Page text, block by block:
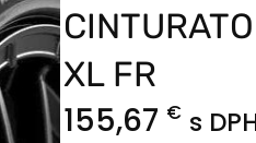
XL FR
155,67 € s